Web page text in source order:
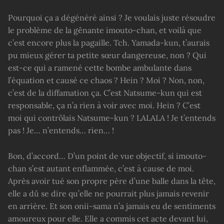
Pourquoi ça a dégénéré ainsi ? Je voulais juste résoudre
le problème de la gênante imouto-chan, et voilà que
c’est encore plus la pagaille. Tch. Yamada-kun, t’aurais
pu mieux gérer ta petite sœur dangereuse, non ? Qui
est-ce qui a ramené cette bombe ambulante dans
l’équation et causé ce chaos ? Hein ? Moi ? Non, non,
c’est de la diffamation ça. C’est Natsume-kun qui est
responsable, ça n’a rien à voir avec moi. Hein ? C’est
moi qui contrôlais Natsume-kun ? LALALA ! Je t’entends
pas ! Je… n’entends… rien… !
Bon, d’accord… D’un point de vue objectif, si imouto-
chan s’est autant enflammée, c’est à cause de moi.
Après avoir tué son propre père d’une balle dans la tête,
elle a dû se dire qu’elle ne pourrait plus jamais revenir
en arrière. Et son onii-sama n’a jamais eu de sentiments
amoureux pour elle. Elle a commis cet acte devant lui,